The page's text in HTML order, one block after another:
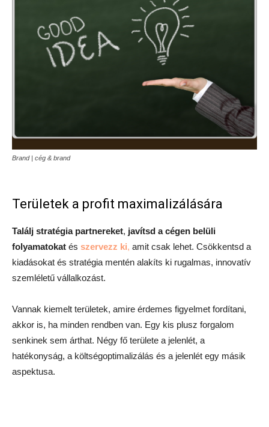
Brand | cég & brand
Területek a profit maximalizálására
Találj stratégia partnereket, javítsd a cégen belüli
folyamatokat és szervezz ki, amit csak lehet. Csökkentsd a
kiadásokat és stratégia mentén alakíts ki rugalmas, innovatív
szemléletű vállalkozást.
Vannak kiemelt területek, amire érdemes figyelmet fordítani,
akkor is, ha minden rendben van. Egy kis plusz forgalom
senkinek sem árthat. Négy fő területe a jelenlét, a
hatékonyság, a költségoptimalizálás és a jelenlét egy másik
aspektusa.